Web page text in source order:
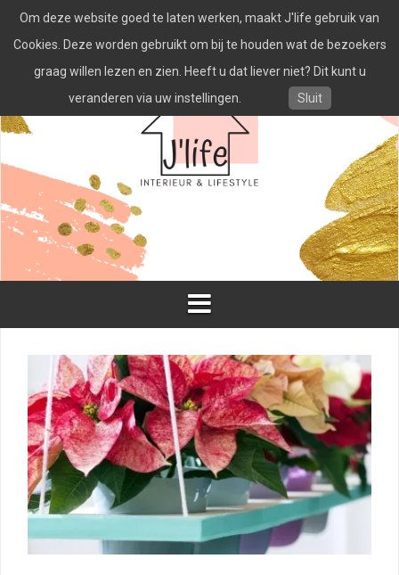
naar
inhoud
Om deze website goed te laten werken, maakt J'life gebruik van
Cookies. Deze worden gebruikt om bij te houden wat de bezoekers
graag willen lezen en zien. Heeft u dat liever niet? Dit kunt u
veranderen via uw instellingen.
Sluit